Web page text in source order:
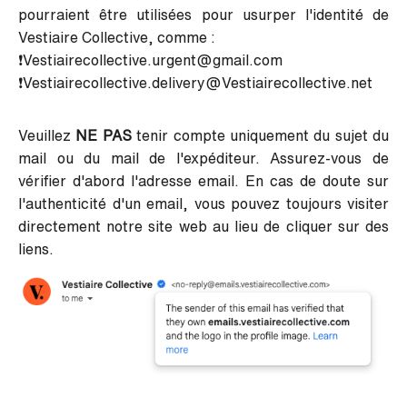
pourraient être utilisées pour usurper l'identité de
Vestiaire Collective, comme :
❗Vestiairecollective.urgent@gmail.com
❗Vestiairecollective.delivery@Vestiairecollective.net
Veuillez NE PAStenir compte uniquement du sujet du
mail ou du mail de l'expéditeur. Assurez-vous de
vérifier d'abord l'adresse email. En cas de doute sur
l'authenticité d'un email, vous pouvez toujours visiter
directement notre site web au lieu de cliquer sur des
liens.